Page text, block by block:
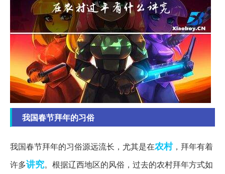
我国春节拜年的习俗
我国春节拜年的习俗源远流长，尤其是在农村，拜年有着
许多讲究。根据辽西地区的风俗，过去的农村拜年方式如